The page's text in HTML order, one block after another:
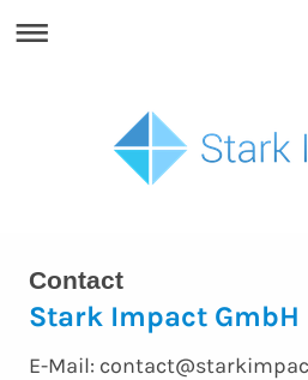
Contact
Stark Impact GmbH
E-Mail: